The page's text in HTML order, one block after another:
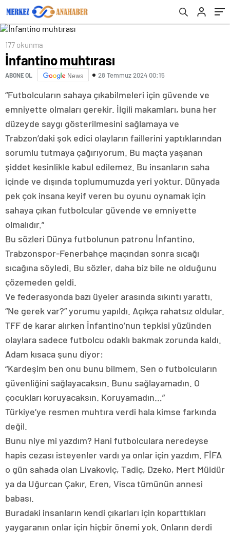
177 okunma
İnfantino muhtırası
ABONE OL News 28 Temmuz 2024 00:15
“Futbolcuların sahaya çıkabilmeleri için güvende ve
emniyette olmaları gerekir. İlgili makamları, buna her
düzeyde saygı gösterilmesini sağlamaya ve
Trabzon’daki şok edici olayların faillerini yaptıklarından
sorumlu tutmaya çağırıyorum. Bu maçta yaşanan
şiddet kesinlikle kabul edilemez. Bu insanların saha
içinde ve dışında toplumumuzda yeri yoktur. Dünyada
pek çok insana keyif veren bu oyunu oynamak için
sahaya çıkan futbolcular güvende ve emniyette
olmalıdır.”
Bu sözleri Dünya futbolunun patronu İnfantino,
Trabzonspor-Fenerbahçe maçından sonra sıcağı
sıcağına söyledi. Bu sözler, daha biz bile ne olduğunu
çözemeden geldi.
Ve federasyonda bazı üyeler arasında sıkıntı yarattı.
“Ne gerek var?” yorumu yapıldı. Açıkça rahatsız oldular.
TFF de karar alırken İnfantino’nun tepkisi yüzünden
olaylara sadece futbolcu odaklı bakmak zorunda kaldı.
Adam kısaca şunu diyor:
“Kardeşim ben onu bunu bilmem. Sen o futbolcuların
güvenliğini sağlayacaksın. Bunu sağlayamadın. O
çocukları koruyacaksın. Koruyamadın…”
Türkiye’ye resmen muhtıra verdi hala kimse farkında
değil.
Bunu niye mi yazdım? Hani futbolculara neredeyse
hapis cezası isteyenler vardı ya onlar için yazdım. FİFA
o gün sahada olan Livakoviç, Tadiç, Dzeko, Mert Müldür
ya da Uğurcan Çakır, Eren, Visca tümünün annesi
babası.
Buradaki insanların kendi çıkarları için koparttıkları
yaygaranın onlar için hiçbir önemi yok. Onların derdi